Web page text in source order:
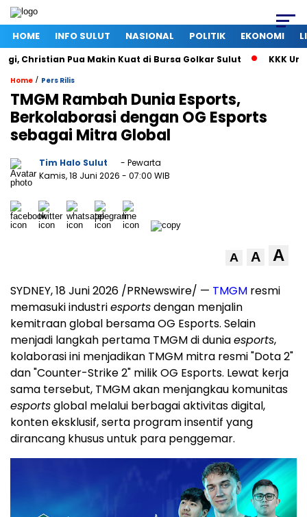
HOME INFO SULUT NASIONAL POLITIK EKONOMI
Pua Makin Kuat di Bursa Golkar Sulut KKK
Home / Pers Rilis
TMGM Rambah Dunia Esports,
Berkolaborasi dengan OG Esports
sebagai Mitra Global
Tim Halo Sulut
- Pewarta
Kamis, 18 Juni 2026 - 07:00 WIB
A A A
SYDNEY, 18 Juni 2026 /PRNewswire/ — TMGM resmi
memasuki industriesportsdengan menjalin
kemitraan global bersama OG Esports. Selain
menjadi langkah pertama TMGM di duniaesports,
kolaborasi ini menjadikan TMGM mitra resmi "Dota 2"
dan "Counter-Strike 2" milik OG Esports. Lewat kerja
sama tersebut, TMGM akan menjangkau komunitas
esportsglobal melalui berbagai aktivitas digital,
konten eksklusif, serta program insentif yang
dirancang khusus untuk para penggemar.